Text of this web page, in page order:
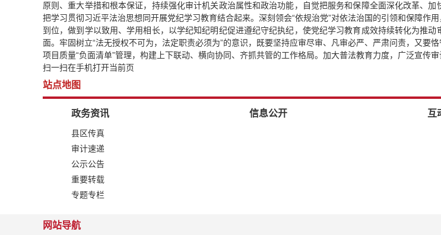
原则、重大举措和根本保证，持续强化审计机关政治属性和政治功能，自觉把服务和保障全面深化改革、
把学习贯彻习近平法治思想同开展党纪学习教育结合起来。深刻领会“依规治党”对依法治国的引领和保障
到位，做到学以致用、学用相长，以学纪知纪明纪促进遵纪守纪执纪，使党纪学习教育成效持续转化为推
面。牢固树立“法无授权不可为，法定职责必须为”的意识，既要坚持应审尽审、凡审必严、严肃问责，又
项目质量“负面清单”管理，构建上下联动、横向协同、齐抓共管的工作格局。加大普法教育力度，广泛宣传
扫一扫在手机打开当前页
站点地图
政务资讯
县区传真
审计速递
公示公告
重要转载
专题专栏
信息公开 互
网站导航